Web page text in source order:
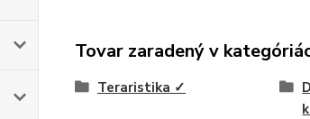
Tovar zaradený v
Teraristika ✓